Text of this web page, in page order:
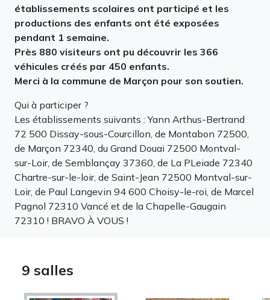
établissements scolaires ont participé et les
productions des enfants ont été exposées
pendant 1 semaine.
Près 880 visiteurs ont pu découvrir les 366
véhicules créés par 450 enfants.
Merci à la commune de Marçon pour son soutien.
Qui à participer ?
Les établissements suivants : Yann Arthus-Bertrand
72 500 Dissay-sous-Courcillon, de Montabon 72500,
de Marçon 72340, du Grand Douai 72500 Montval-
sur-Loir, de Semblançay 37360, de La PLeiade 72340
Chartre-sur-le-loir, de Saint-Jean 72500 Montval-sur-
Loir, de Paul Langevin 94 600 Choisy-le-roi, de Marcel
Pagnol 72310 Vancé et de la Chapelle-Gaugain
72310 ! BRAVO À VOUS !
9 salles